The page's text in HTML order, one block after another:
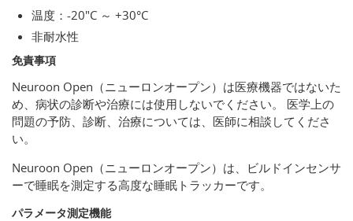
温度：-20"C ～ +30°C
非耐水性
免責事項
Neuroon Open（ニューロンオープン）は医療機器ではないた
め、病状の診断や治療には使用しないでください。 医学上の
問題の予防、診断、治療については、医師に相談してくださ
い。
Neuroon Open（ニューロンオープン）は、ビルドインセンサ
ーで睡眠を測定する高度な睡眠トラッカーです。
パラメータ測定機能